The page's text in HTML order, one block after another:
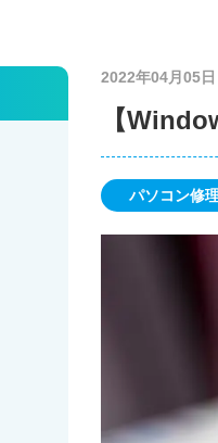
【
2022年04月05日
パソコン修